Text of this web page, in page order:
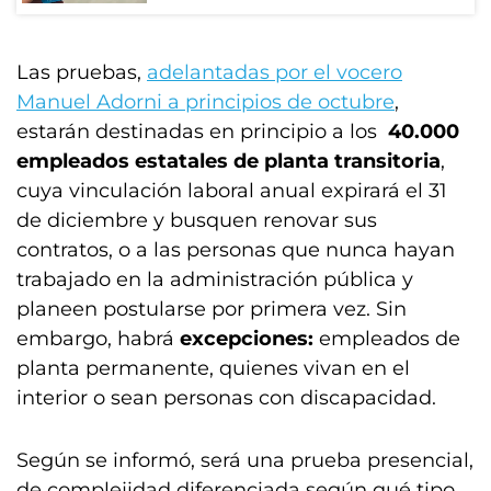
Las pruebas, adelantadas por el vocero
Manuel Adorni a principios de octubre,
estarán destinadas en principio a los 40.000
empleados estatales de planta transitoria,
cuya vinculación laboral anual expirará el 31
de diciembre y busquen renovar sus
contratos, o a las personas que nunca hayan
trabajado en la administración pública y
planeen postularse por primera vez. Sin
embargo, habrá excepciones: empleados de
planta permanente, quienes vivan en el
interior o sean personas con discapacidad.
Según se informó, será una prueba presencial,